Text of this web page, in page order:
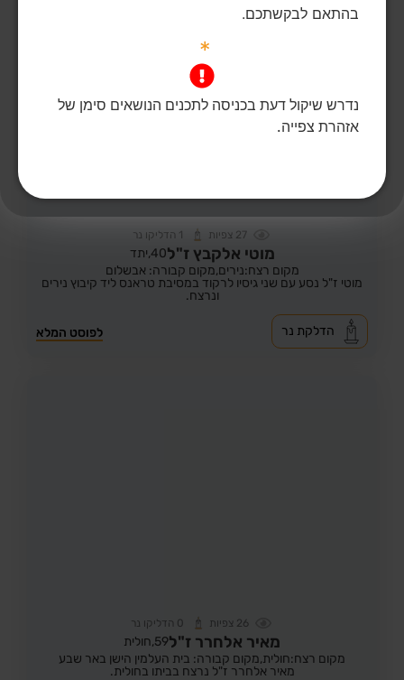
27 צפיות 1 הדליקו נר
מוטי אלקבץ ז"ל40, יתד
מקום רצח:נירים,מקום קבורה: אבשלום
מוטי ז"ל נסע עם שני גיסיו לרקוד במסיבת טראנס ליד קיבוץ נירים
ונרצח.
לפוסט המלא הדלקת נר
26 צפיות 0 הדליקו נר
מאיר אלחרר ז"ל59, חולית
מקום רצח:חולית,מקום קבורה: בית העלמין הישן באר שבע
מאיר אלחרר ז"ל נרצח בביתו בחולית.
בהתאם לבקשתכם.
*
נדרש שיקול דעת בכניסה לתכנים הנושאים סימן של
אזהרת צפייה.